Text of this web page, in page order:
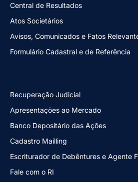
Central de Resultados
Atos Societários
Avisos, Comunicados e Fatos
Formulário Cadastral e de Referência
Recuperação Judicial
Apresentações ao Mercado
Banco Depositário das Ações
Cadastro Mailling
Escriturador de Debêntures e Agente
Fale com o RI